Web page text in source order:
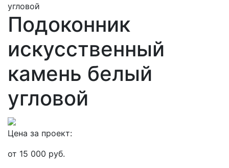
угловой
Подоконник
искусственный
камень белый
угловой
Цена за проект:
от 15 000 руб.